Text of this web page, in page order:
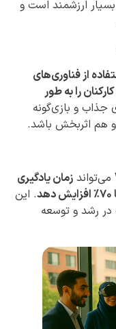
ارزشمند است و
از فناوری‌های
را به طور
و بازی‌گونه
هم اثربخش باشد.
زمان یادگیری
. این
در رشد و توسعه